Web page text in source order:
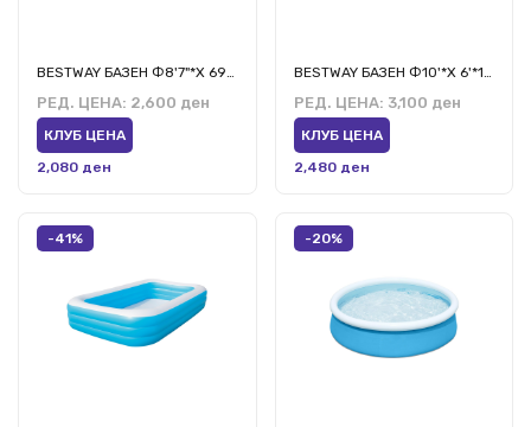
BESTWAY БАЗЕН Ф8'7"*Х 69*20/2,62M*1,75CM ФЕМИЛИ
РЕД. ЦЕНА: 2,600 ден
КЛУБ ЦЕНА
2,080 ден
BESTWAY БАЗЕН Ф10'*Х 6'*18/3,05M*1,83*46CM ФЕМИЛИ
РЕД. ЦЕНА: 3,100 ден
КЛУБ ЦЕНА
2,480 ден
-41% -20%